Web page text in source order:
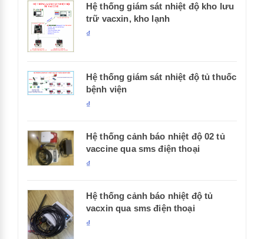
Hệ thống giám sát nhiệt độ kho lưu
trữ vacxin, kho lạnh
₫
Hệ thống giám sát nhiệt độ tủ thuốc
bệnh viện
₫
Hệ thống cảnh báo nhiệt độ 02 tủ
vaccine qua sms điện thoại
₫
Hệ thống cảnh báo nhiệt độ tủ
vacxin qua sms điện thoại
₫